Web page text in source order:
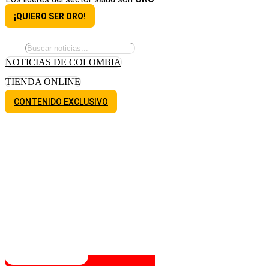
¡QUIERO SER ORO!
NOTICIAS DE COLOMBIA
TIENDA ONLINE
CONTENIDO EXCLUSIVO